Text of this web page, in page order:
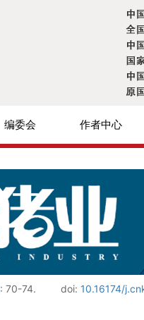
编委会 作者中心
: 70-74. doi: 10.16174/